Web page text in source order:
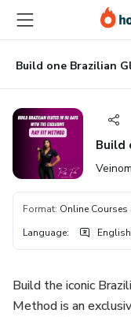
main
content
Build
Format: Online
Language: English
Build the iconic
Method is an